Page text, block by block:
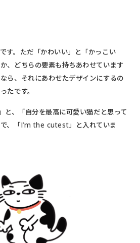
す。ただ「かわいい」と「かっこい
、どちらの要素も持ちあわせています
ら、それにあわせたデザインにするの
たです。
と、「自分を最高に可愛い猫だと思って
、「I’m the cutest」と入れていま